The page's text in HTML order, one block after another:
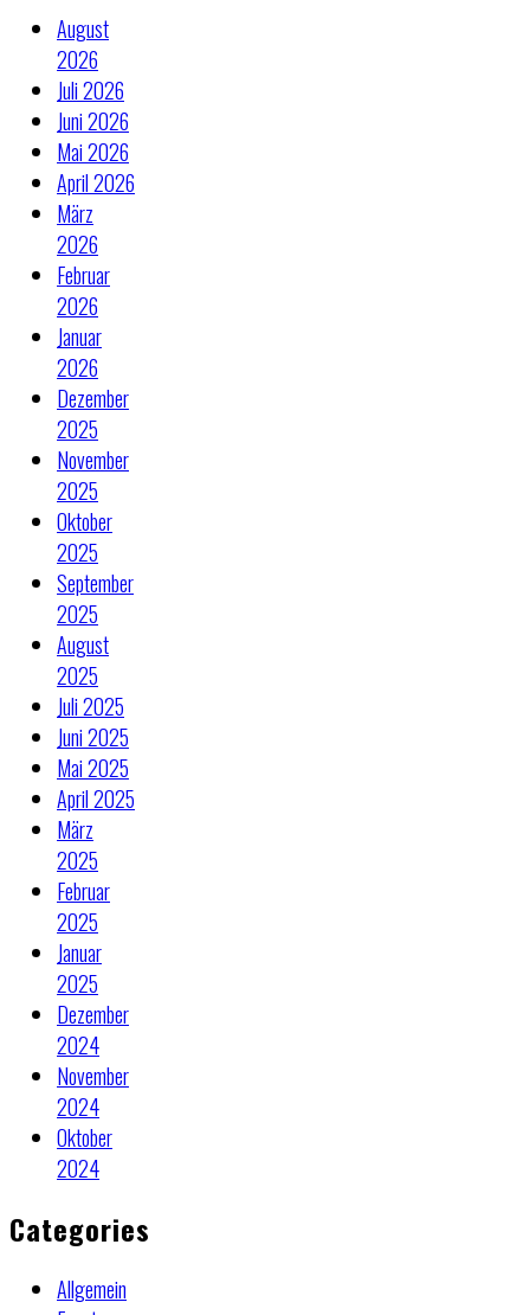
August
2026
Juli 2026
Juni 2026
Mai 2026
April 2026
März
2026
Februar
2026
Januar
2026
Dezember
2025
November
2025
Oktober
2025
September
2025
August
2025
Juli 2025
Juni 2025
Mai 2025
April 2025
März
2025
Februar
2025
Januar
2025
Dezember
2024
November
2024
Oktober
2024
Categories
Allgemein